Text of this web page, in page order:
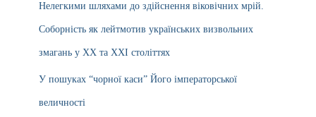
Нелегкими шляхами до здійснення віковічних мрій.
Соборність як лейтмотив українських визвольних
змагань у ХХ та ХХІ століттях
У пошуках “чорної каси” Його імператорської
величності